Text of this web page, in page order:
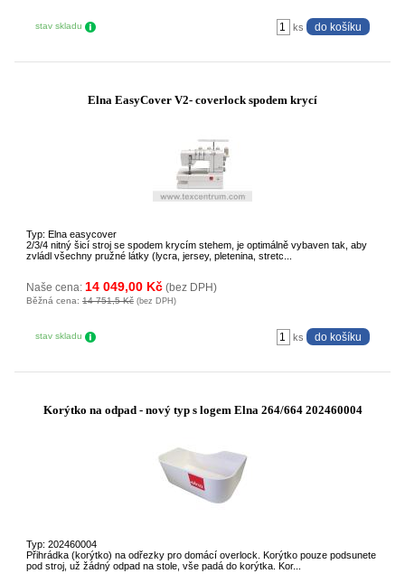
stav skladu ks
Elna EasyCover V2- coverlock spodem krycí
Typ: Elna easycover
2/3/4 nitný šicí stroj se spodem krycím stehem, je optimálně vybaven tak, aby
zvládl všechny pružné látky (lycra, jersey, pletenina, stretc...
Naše cena: 14 049,00 Kč (bez DPH)
Běžná cena: 14 751,5 Kč (bez DPH)
stav skladu ks
Korýtko na odpad - nový typ s logem Elna 264/664 202460004
Typ: 202460004
Přihrádka (korýtko) na odřezky pro domácí overlock. Korýtko pouze podsunete
pod stroj, už žádný odpad na stole, vše padá do korýtka. Kor...